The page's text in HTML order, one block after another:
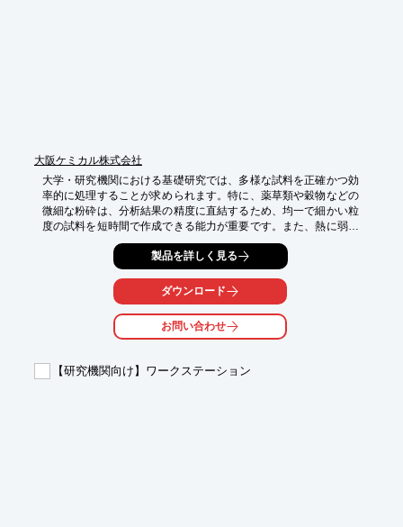
大阪ケミカル株式会社
大学・研究機関における基礎研究では、多様な試料を正確かつ効
率的に処理することが求められます。特に、薬草類や穀物などの
微細な粉砕は、分析結果の精度に直結するため、均一で細かい粒
度の試料を短時間で作成できる能力が重要です。また、熱に弱い
試料の処理や、より精密な分析のためには、冷却粉砕といった特
殊な処理に対応できる柔軟性も求められます。当社のラボ用ポー
タブル粉砕機『LAB MILL II』は、これらのニーズに応えるべく開
発されました。
【活用シーン】
・薬草類、穀物、錠剤などの微細粉砕
を用いて可能）
・少量サンプルの処理
製品を詳しく見る
ダウンロード
お問い合わせ
【研究機関向け】ワークステーション